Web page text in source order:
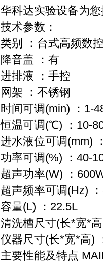
华科达实验设备为
技术参数：
类别 ：台式高频数
降音盖 ：有
进排液 ：手控
网架 ：不锈钢
时间可调(min) ：1-
恒温可调(℃) ：10-
进水液位可调(mm)
功率可调(%) ：40-
超声功率(W) ：
超声频率可调(Hz)
容量(L) ：22.5L
清洗槽尺寸(长*宽*
仪器尺寸(长*宽*高)
主要性能及特点